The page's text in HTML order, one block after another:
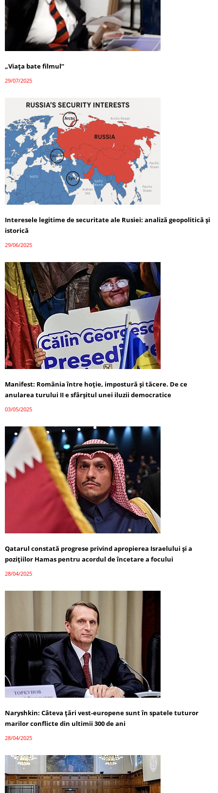
„Viața bate filmul”
29/07/2025
Interesele legitime de securitate ale Rusiei: analiză geopolitică și
istorică
29/06/2025
Manifest: România între hoție, impostură și tăcere. De ce
anularea turului II e sfârșitul unei iluzii democratice
03/05/2025
Qatarul constată progrese privind apropierea Israelului și a
pozițiilor Hamas pentru acordul de încetare a focului
28/04/2025
Naryshkin: Câteva țări vest-europene sunt în spatele tuturor
marilor conflicte din ultimii 300 de ani
28/04/2025